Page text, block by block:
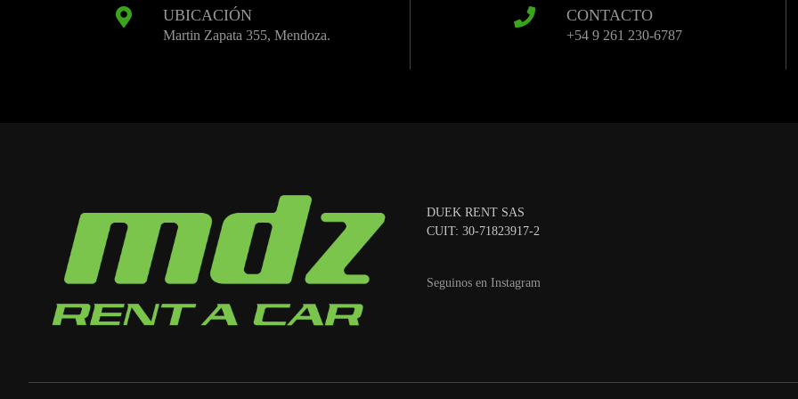
UBICACIÓN
Martin Zapata 355, Mendoza.
CONTACTO
+54 9 261 230-6787
DUEK RENT SAS
CUIT: 30-71823917-2
Seguinos en Instagram